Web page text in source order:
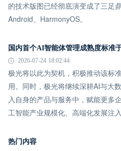
的技术版图已经彻底演变成了三足
Android、HarmonyOS。
国内首个AI智能体管理成熟度标准
2026-07-24 18:02:44
极光将以此为契机，积极推动该标
用。同时，极光将继续深耕AI与大
入自身的产品与服务中，赋能更多
工智能产业规模化、高端化发展注
热门内容